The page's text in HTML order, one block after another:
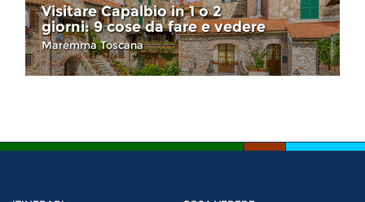
Visitare Capalbio in 1 o 2
giorni: 9 cose da fare e vedere
Maremma Toscana